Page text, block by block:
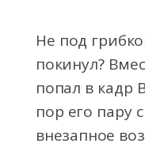
Не под
покинул?
попал в кадр
пор его пару
внезапное